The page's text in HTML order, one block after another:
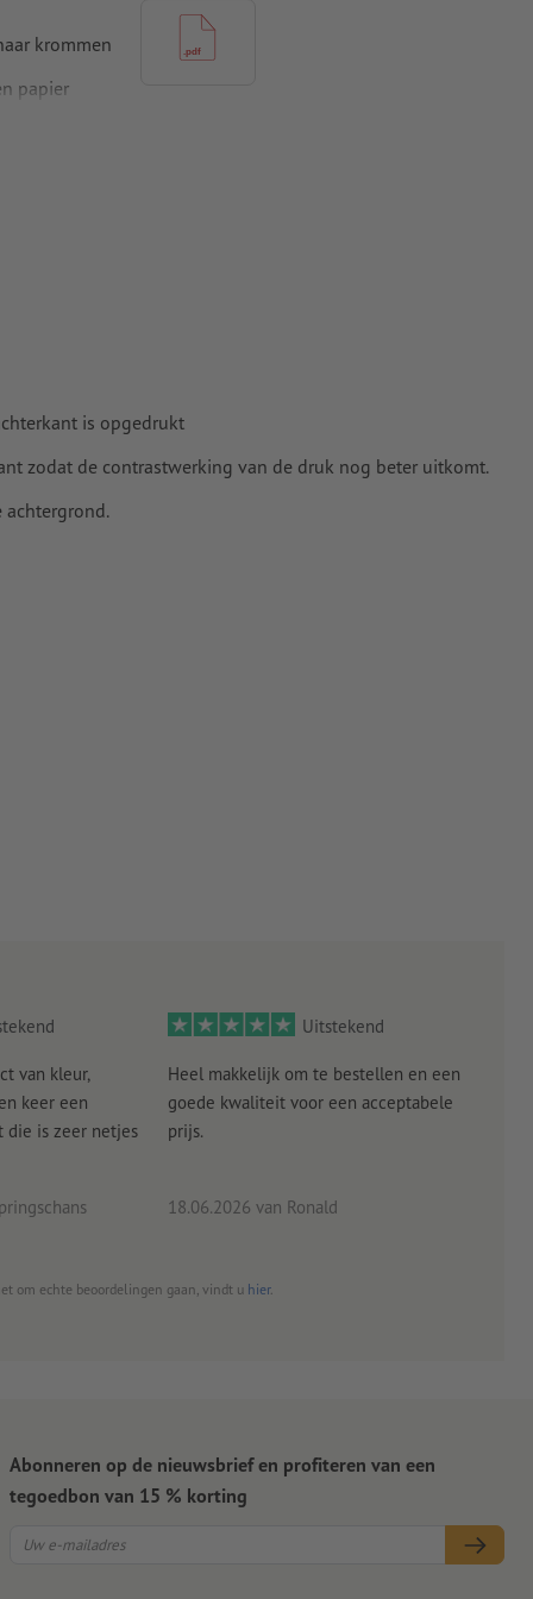
krommen
papier
is opgedrukt
zodat de contrastwerking van de druk nog beter uitkomt.
van kleur,
keer een
die is zeer netjes
Uitstekend
Heel makkelijk om te bestellen en een
goede kwaliteit voor een acceptabele
prijs.
18.06.2026 van Ronald
om echte beoordelingen gaan, vindt u hier.
Abonneren op de nieuwsbrief en profiteren van een
tegoedbon van 15 % korting